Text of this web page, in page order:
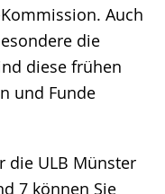
Auch
die
diese frühen
und Funde
die ULB Münster
7 können Sie